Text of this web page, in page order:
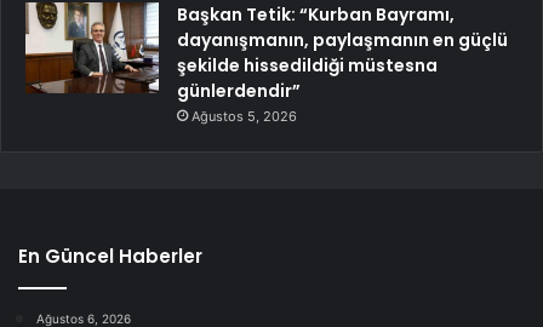
Başkan Tetik: “Kurban Bayramı,
dayanışmanın, paylaşmanın en güçlü
şekilde hissedildiği müstesna
günlerdendir”
Ağustos 5, 2026
En Güncel Haberler
Ağustos 6, 2026